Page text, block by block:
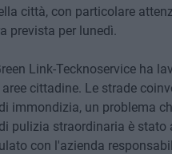
città, con particolare
prevista per lunedì.
Link-Tecknoservice ha
cittadine. Le strade
immondizia, un problema
pulizia straordinaria è
con l'azienda